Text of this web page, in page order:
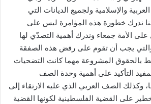
والإسلامية ولجميع الديانات التي
هنا ندرك خطورة هذه المؤامرة ليس على
الأمة جمعاء وندرك أهمية التصدّي لها
والتي يجب أن تقوم على رفض هذه الصفقة
بالحقوق المشروعة مهما كانت التضحيات
التأكيد على أهمية وحدة الصف
وكذلك الصف العربي الذي عليه الارتقاء إلى
على القضية الفلسطينية لكونها القضية